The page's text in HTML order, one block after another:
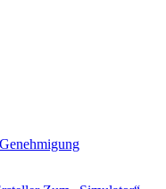
Genehmigung